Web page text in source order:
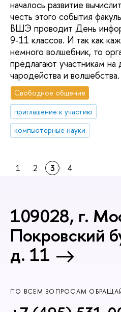
началось развитие
честь этого события
ВШЭ проводит День
9-11 классов. И так как
немного волшебник, то
предлагают участникам
чародейства и волшебства.
Свободное общение
приглашение к участию
компьютерные науки
1 2 3 4
109028, г.
Покровский
д. 11
ПО ВСЕМ ВОПРОСАМ